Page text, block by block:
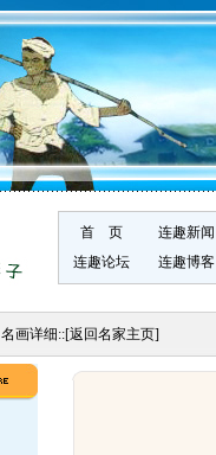
首 页 连趣新闻
连趣论坛
连趣博客
名画详细::[返回名家主页]